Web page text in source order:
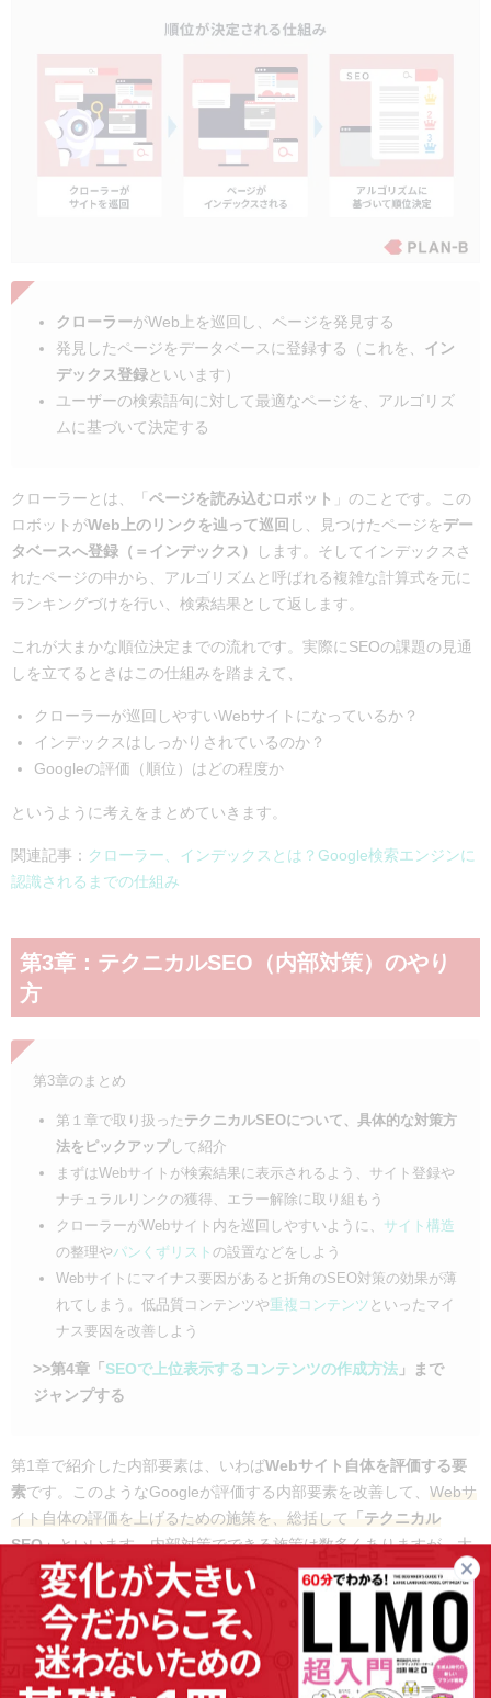
クローラーがWeb上を巡回し、ページを発見する
発見したページをデータベースに登録する（これを、 イン
デックス登録といいます）
ユーザーの検索語句に対して最適なページを、アルゴリズ
ムに基づいて決定する
クローラーとは、「 ページを読み込むロボット 」のことです。この
ロボットがWeb上のリンクを辿って巡回 し、見つけたページをデー
タベースへ登録（＝インデックス）
します。そしてインデックスさ
れたページの中から、アルゴリズムと呼ばれる複雑な計算式を元に
ランキングづけを行い、検索結果として返します。
これが大まかな順位決定までの流れです。実際にSEOの課題の見通
しを立てるときはこの仕組みを踏まえて、
クローラーが巡回しやすいWebサイトになっているか？
インデックスはしっかりされているのか？
Googleの評価（順位）はどの程度か
というように考えをまとめていきます。
関連記事： クローラー、インデックスとは？Google検索エンジンに
認識されるまでの仕組み
第3章：テクニカルSEO（内部対策）のやり
方
第3章のまとめ
第１章で取り扱った テクニカルSEOについて、具体的な対策方
法をピックアップして紹介
まずはWebサイトが検索結果に表示されるよう、サイト登録や
ナチュラルリンクの獲得、エラー解除に取り組もう
クローラーがWebサイト内を巡回しやすいように、 サイト構造
の整理やパンくずリスト の設置などをしよう
Webサイトにマイナス要因があると折角のSEO対策の効果が薄
れてしまう。低品質コンテンツや重複コンテンツ といったマイ
ナス要因を改善しよう
>>第4章「 SEOで上位表示するコンテンツの作成方法」まで
ジャンプする
第1章で紹介した内部要素は、いわばWebサイト自体を評価する要
素です。このようなGoogleが評価する内部要素を改善して、 Webサ
イト自体の評価を上げるための施策を、総括して
「テクニカル
SEO」といいます。内部対策でできる施策は数多くありますが、大
別すると以下の３つに分けて考えることができます。
Webサイトが表示されるようにすること
クローラビリティ（クロールのしやすさ）を向上すること
マイナス要因を削除すること